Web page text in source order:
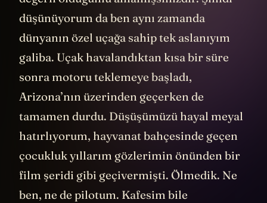
düşünüyorum da ben aynı zamanda
dünyanın özel uçağa sahip tek aslanıyım
galiba. Uçak havalandıktan kısa bir süre
sonra motoru teklemeye başladı,
Arizona’nın üzerinden geçerken de
tamamen durdu. Düşüşümüzü hayal meyal
hatırlıyorum, hayvanat bahçesinde geçen
çocukluk yıllarım gözlerimin önünden bir
film şeridi gibi geçivermişti. Ölmedik. Ne
ben, ne de pilotum. Kafesim bile